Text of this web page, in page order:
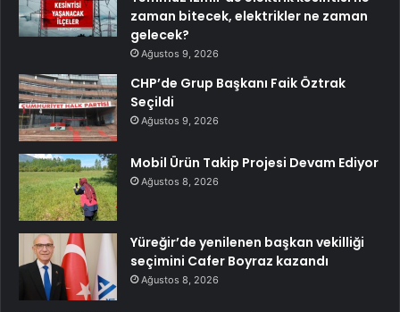
zaman bitecek, elektrikler ne zaman
gelecek?
Ağustos 9, 2026
CHP’de Grup Başkanı Faik Öztrak
Seçildi
Ağustos 9, 2026
Mobil Ürün Takip Projesi Devam Ediyor
Ağustos 8, 2026
Yüreğir’de yenilenen başkan vekilliği
seçimini Cafer Boyraz kazandı
Ağustos 8, 2026